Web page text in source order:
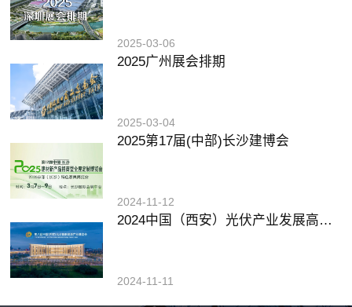
2025-03-06
2025广州展会排期
2025-03-04
2025第17届(中部)长沙建博会
2024-11-12
2024中国（西安）光伏产业发展高峰论坛暨展览会
2024-11-11